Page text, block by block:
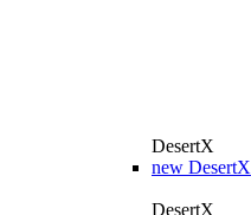
DesertX
new DesertX
DesertX